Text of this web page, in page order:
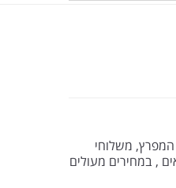
המפרץ, משלוחי
, במחירים מעולים